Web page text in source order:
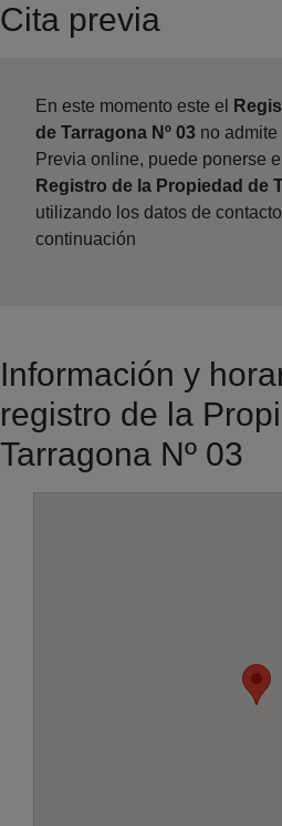
Cita previa
En este momento este el
de Tarragona Nº 03 no
Previa online, puede ponerse
Registro de la Propiedad de
utilizando los datos de
continuación
Información y
registro de la
Tarragona Nº 03